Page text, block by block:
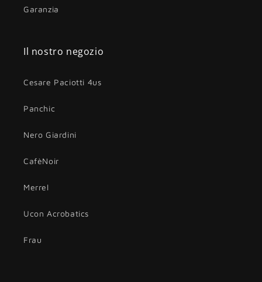
Garanzia
Il nostro negozio
Cesare Paciotti 4us
Panchic
Nero Giardini
CafèNoir
Merrel
Ucon Acrobatics
Frau